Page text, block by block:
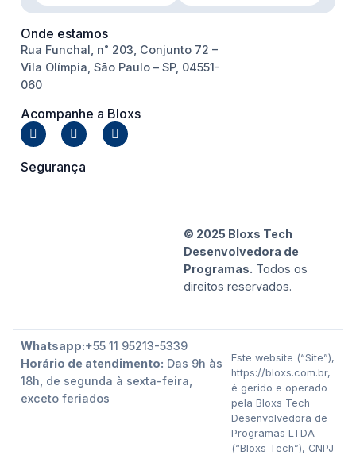
Onde estamos
Rua Funchal, n˚ 203, Conjunto 72 –
Vila Olímpia, São Paulo – SP, 04551-
060
Acompanhe a Bloxs
Segurança
© 2025 Bloxs Tech
Desenvolvedora de
Programas. Todos os
direitos reservados.
Whatsapp:+55 11 95213-5339
Horário de atendimento: Das 9h às
18h, de segunda à sexta-feira,
exceto feriados
Este website (“Site”),
https://bloxs.com.br,
é gerido e operado
pela Bloxs Tech
Desenvolvedora de
Programas LTDA
(“Bloxs Tech”), CNPJ